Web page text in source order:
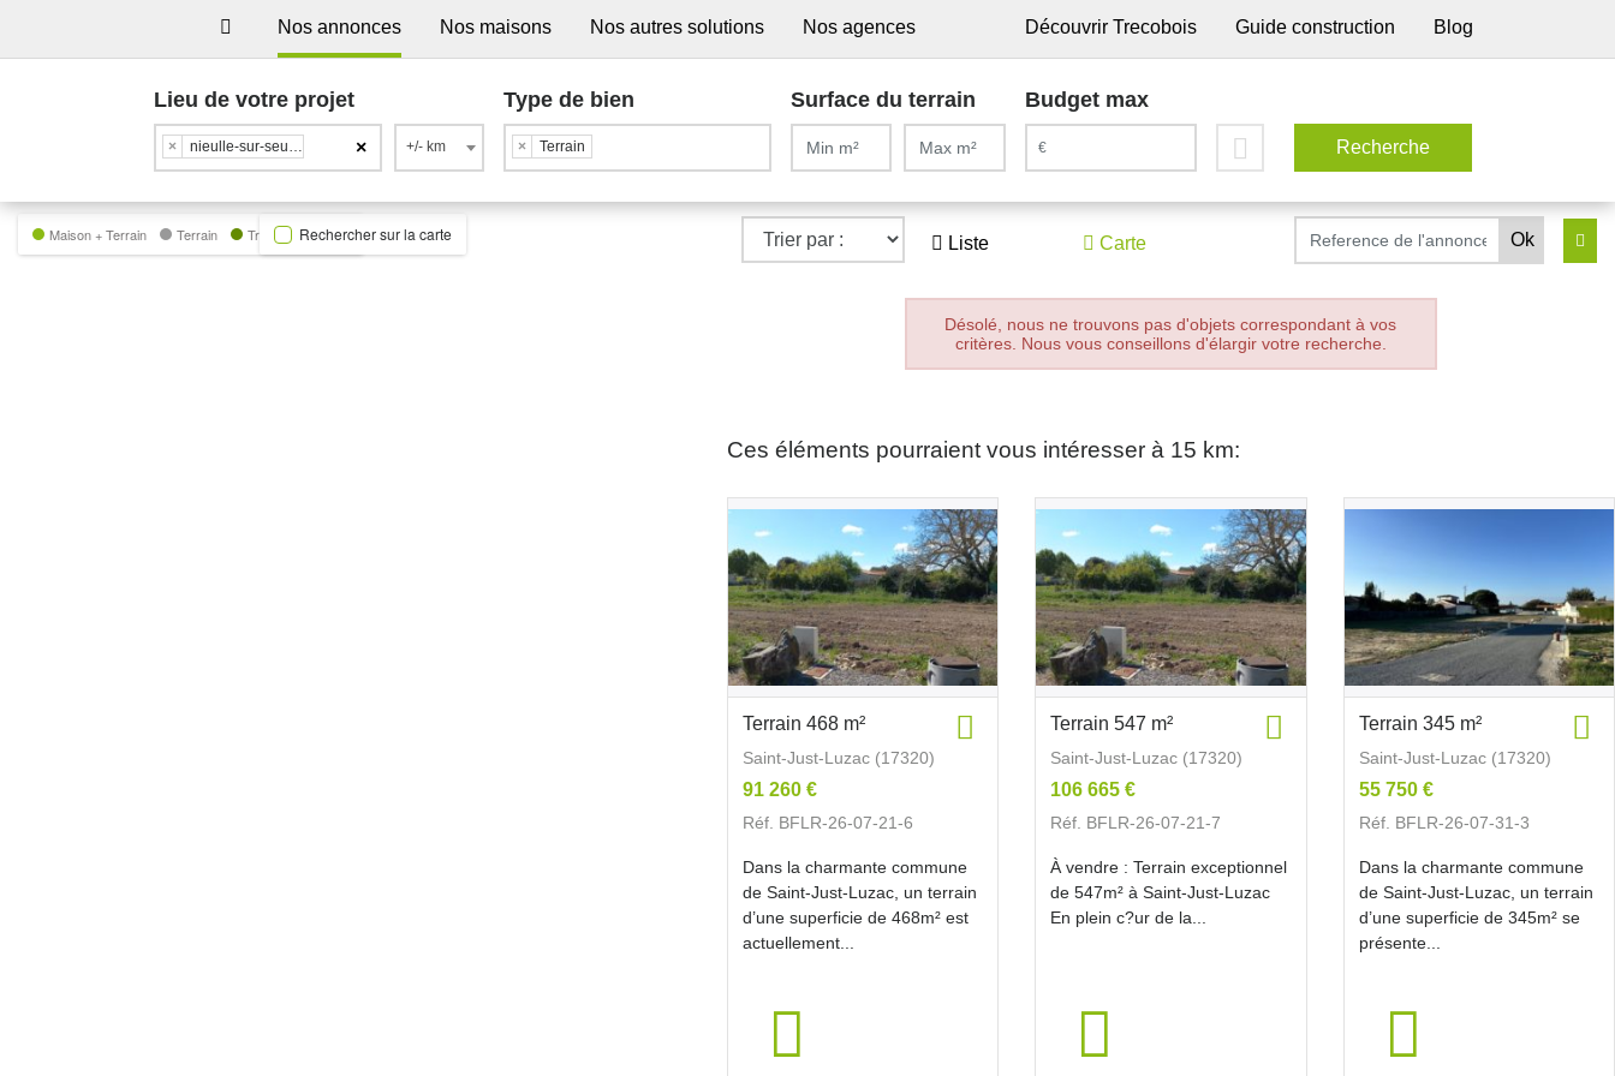
Nos annonces Nos maisons Nos autres solutions Nos agences Découvrir Trecobois Guide construction Blog
Lieu de votre projet
×
× nieulle-sur-seudre +/- km
Type de bien
× Terrain
Surface du terrain Budget max
Liste Carte
Maison + Terrain Terrain Trecobat GreenRechercher sur la carte
Désolé, nous ne trouvons pas d'objets correspondant à vos
critères. Nous vous conseillons d'élargir votre recherche.
Ces éléments pourraient vous intéresser à 15 km:
Terrain 468 m²
Saint-Just-Luzac (17320)
91 260 €
Réf. BFLR-26-07-21-6
Dans la charmante commune
de Saint-Just-Luzac, un terrain
d’une superficie de 468m² est
actuellement...
Terrain 547 m²
Saint-Just-Luzac (17320)
106 665 €
Réf. BFLR-26-07-21-7
À vendre : Terrain exceptionnel
de 547m² à Saint-Just-Luzac
En plein c?ur de la...
Terrain 345 m²
Saint-Just-Luzac (17320)
55 750 €
Réf. BFLR-26-07-31-3
Dans la charmante commune
de Saint-Just-Luzac, un terrain
d’une superficie de 345m² se
présente...